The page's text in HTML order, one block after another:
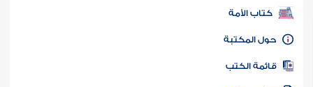
كتب PDF
كتاب الأمة
المكتبة